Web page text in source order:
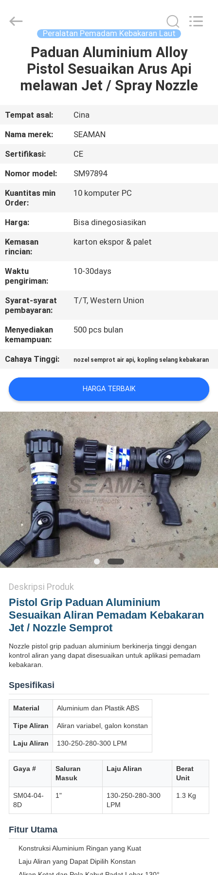
RUMAH
PRODUK
VIDEO
KAMI
TUR
PABRIK
KONTROL
KUALITAS
COMPANY
NEWS
SITEMAP
PRIVACY
POLICY
Marine
Co.,Ltd..
Peralatan Pemadam Kebakaran Laut
Paduan Aluminium Alloy
Pistol Sesuaikan Arus Api
melawan Jet / Spray Nozzle
Tempat asal:
Cina
Nama merek:
SEAMAN
Sertifikasi:
CE
Nomor model:
SM97894
Kuantitas min
Order:
10 komputer PC
Harga:
Bisa dinegosiasikan
Kemasan
rincian:
karton ekspor & palet
Waktu
pengiriman:
10-30days
Syarat-syarat
pembayaran:
T/T, Western Union
Menyediakan
kemampuan:
500 pcs bulan
Cahaya Tinggi: nozel semprot air api, kopling selang kebakaran
HARGA TERBAIK
Deskripsi Produk
Pistol Grip Paduan Aluminium
Sesuaikan Aliran Pemadam Kebakaran
Jet / Nozzle Semprot
Nozzle pistol grip paduan aluminium berkinerja tinggi dengan
kontrol aliran yang dapat disesuaikan untuk aplikasi pemadam
kebakaran.
Spesifikasi
Material Aluminium dan Plastik ABS
Tipe Aliran Aliran variabel, galon konstan
Laju Aliran 130-250-280-300 LPM
Gaya #
Saluran
Masuk
Laju Aliran
Berat
Unit
SM04-04-
8D
1"
130-250-280-300
LPM
1.3 Kg
Fitur Utama
Konstruksi Aluminium Ringan yang Kuat
Laju Aliran yang Dapat Dipilih Konstan